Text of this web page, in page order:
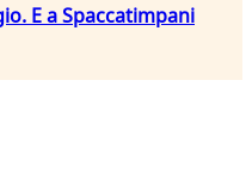
E a Spaccatimpani